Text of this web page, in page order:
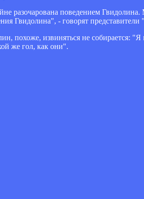
разочарована поведением
Гвидолина", - говорят представители
похоже, извиняться не собирается:
же гол, как они".